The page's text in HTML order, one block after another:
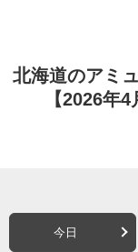
北海道のアミ
【2026年
今日